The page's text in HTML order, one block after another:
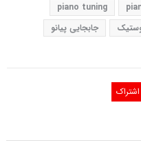
piano tuning
جابجایی پیانو
اشتراک